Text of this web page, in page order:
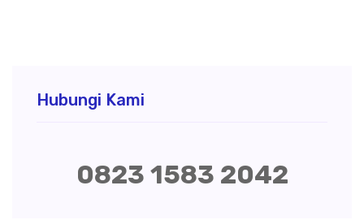
Hubungi Kami
0823 1583 2042